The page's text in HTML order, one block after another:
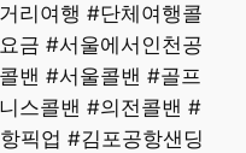
리여행 #단체여행콜
금 #서울에서인천공
밴 #서울콜밴 #골프
스콜밴 #의전콜밴 #
픽업 #김포공항샌딩